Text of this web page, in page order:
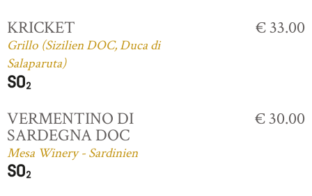
KRICKET
Grillo (Sizilien DOC, Duca di
Salaparuta)
€ 33.00
VERMENTINO DI
SARDEGNA DOC
Mesa Winery - Sardinien
€ 30.00